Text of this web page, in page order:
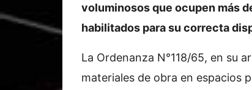
voluminosos que ocupen más
habilitados para su correcta
La Ordenanza N°118/65, en su
materiales de obra en espacios